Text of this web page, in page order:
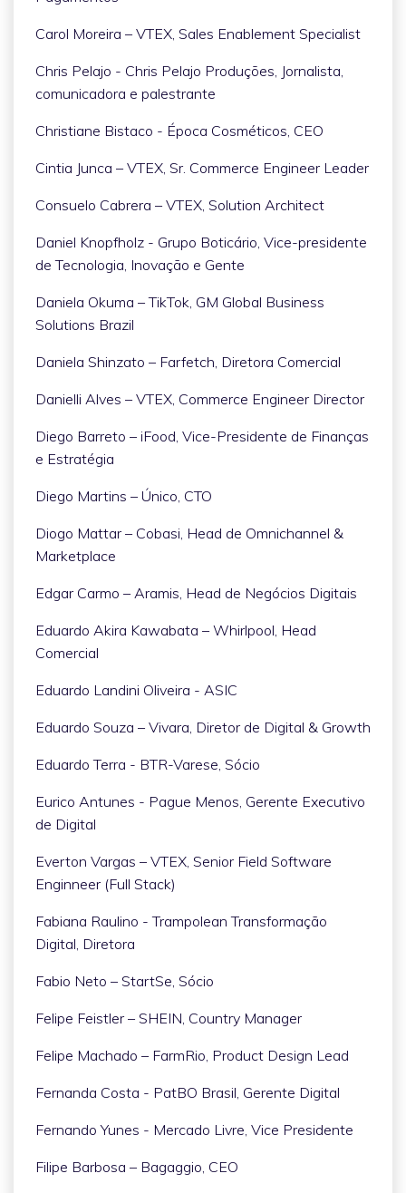
Carol Moreira – VTEX, Sales Enablement Specialist
Chris Pelajo - Chris Pelajo Produções, Jornalista,
comunicadora e palestrante
Christiane Bistaco - Época Cosméticos, CEO
Cintia Junca – VTEX, Sr. Commerce Engineer Leader
Consuelo Cabrera – VTEX, Solution Architect
Daniel Knopfholz - Grupo Boticário, Vice-presidente
de Tecnologia, Inovação e Gente
Daniela Okuma – TikTok, GM Global Business
Solutions Brazil
Daniela Shinzato – Farfetch, Diretora Comercial
Danielli Alves – VTEX, Commerce Engineer Director
Diego Barreto – iFood, Vice-Presidente de Finanças
e Estratégia
Diego Martins – Único, CTO
Diogo Mattar – Cobasi, Head de Omnichannel &
Marketplace
Edgar Carmo – Aramis, Head de Negócios Digitais
Eduardo Akira Kawabata – Whirlpool, Head
Comercial
Eduardo Landini Oliveira - ASIC
Eduardo Souza – Vivara, Diretor de Digital & Growth
Eduardo Terra - BTR-Varese, Sócio
Eurico Antunes - Pague Menos, Gerente Executivo
de Digital
Everton Vargas – VTEX, Senior Field Software
Enginneer (Full Stack)
Fabiana Raulino - Trampolean Transformação
Digital, Diretora
Fabio Neto – StartSe, Sócio
Felipe Feistler – SHEIN, Country Manager
Felipe Machado – FarmRio, Product Design Lead
Fernanda Costa - PatBO Brasil, Gerente Digital
Fernando Yunes - Mercado Livre, Vice Presidente
Filipe Barbosa – Bagaggio, CEO